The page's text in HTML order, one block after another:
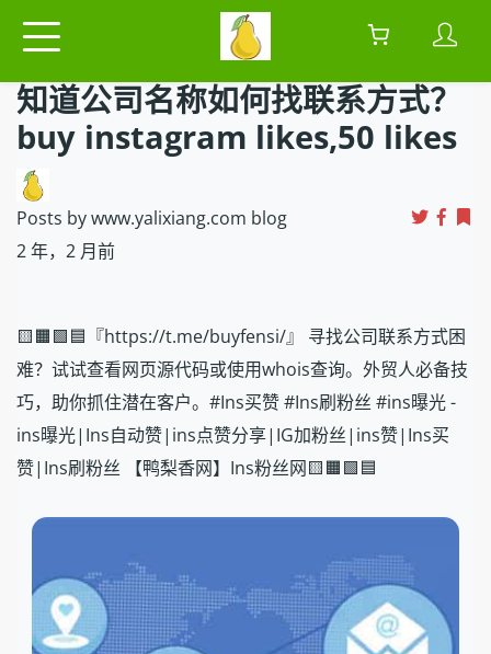
知道公司名称如何找联系方式？
buy instagram likes,50 likes
Posts by www.yalixiang.com blog
2 年，2 月前
🟨🟧🟩🟦『https://t.me/buyfensi/』 寻找公司联系方式困
难？试试查看网页源代码或使用whois查询。外贸人必备技
巧，助你抓住潜在客户。#Ins买赞 #Ins刷粉丝 #ins曝光 -
ins曝光|Ins自动赞|ins点赞分享|IG加粉丝|ins赞|Ins买
赞|Ins刷粉丝 【鸭梨香网】Ins粉丝网🟨🟧🟩🟦